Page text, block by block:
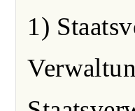
1)